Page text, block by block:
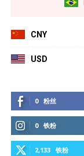
CNY
USD
0 粉丝
0 铁粉
2,133 铁粉